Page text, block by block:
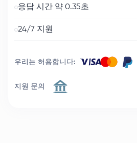
응답 시간 약 0.35초
24/7 지원
우리는 허용합니다:
지원 문의